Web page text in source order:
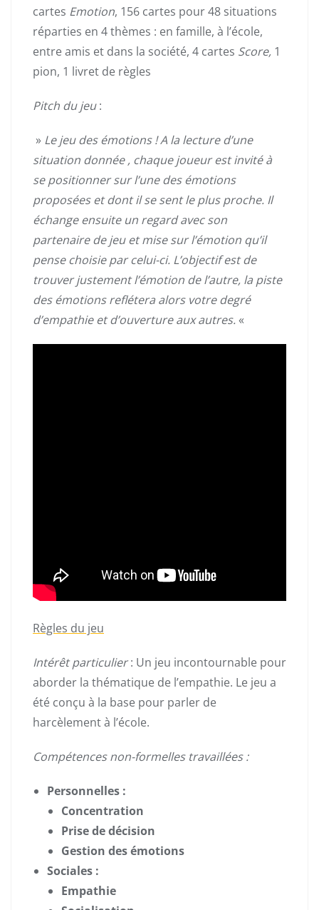
cartes Emotion, 156 cartes pour 48 situations
réparties en 4 thèmes : en famille, à l’école,
entre amis et dans la société, 4 cartes Score, 1
pion, 1 livret de règles
Pitch du jeu:
» Le jeu des émotions ! A la lecture d’une
situation donnée , chaque joueur est invité à
se positionner sur l’une des émotions
proposées et dont il se sent le plus proche. Il
échange ensuite un regard avec son
partenaire de jeu et mise sur l’émotion qu’il
pense choisie par celui-ci. L’objectif est de
trouver justement l’émotion de l’autre, la piste
des émotions reflétera alors votre degré
d’empathie et d’ouverture aux autres. «
Règles du jeu
Intérêt particulier: Un jeu incontournable pour
aborder la thématique de l’empathie. Le jeu a
été conçu à la base pour parler de
harcèlement à l’école.
Compétences non-formelles travaillées :
Personnelles :
Concentration
Prise de décision
Gestion des émotions
Sociales :
Empathie